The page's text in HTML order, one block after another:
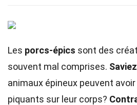
Les porcs-épics sont des
souvent mal comprises.
animaux épineux peuvent
piquants sur leur corps?